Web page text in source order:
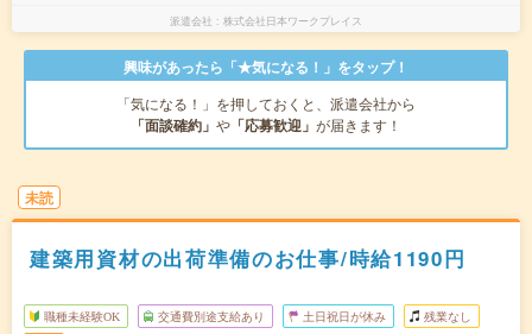
派遣会社 株式会社日本ワークプレイス
興味があったら「★気になる！」をタップ！
「気になる！」を押しておくと、派遣会社から
「面談確約」 や 「応募歓迎」 が届きます！
未読
建築用資材の出荷準備のお仕事/時給1190円
職種未経験OK 交通費別途支給あり 土日祝日が休み 残業なし